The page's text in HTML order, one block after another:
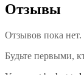
Отзывы
Отзывов пока нет.
Будьте первыми,